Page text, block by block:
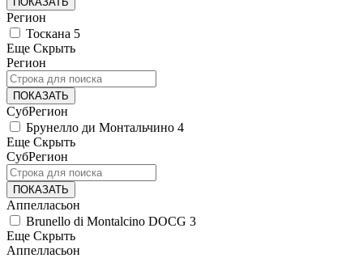
Регион
Тоскана 5
Еще Скрыть
Регион
ПОКАЗАТЬ
СубРегион
Брунелло ди Монтальчино 4
Еще Скрыть
СубРегион
ПОКАЗАТЬ
Аппелласьон
Brunello di Montalcino DOCG 3
Еще Скрыть
Аппелласьон